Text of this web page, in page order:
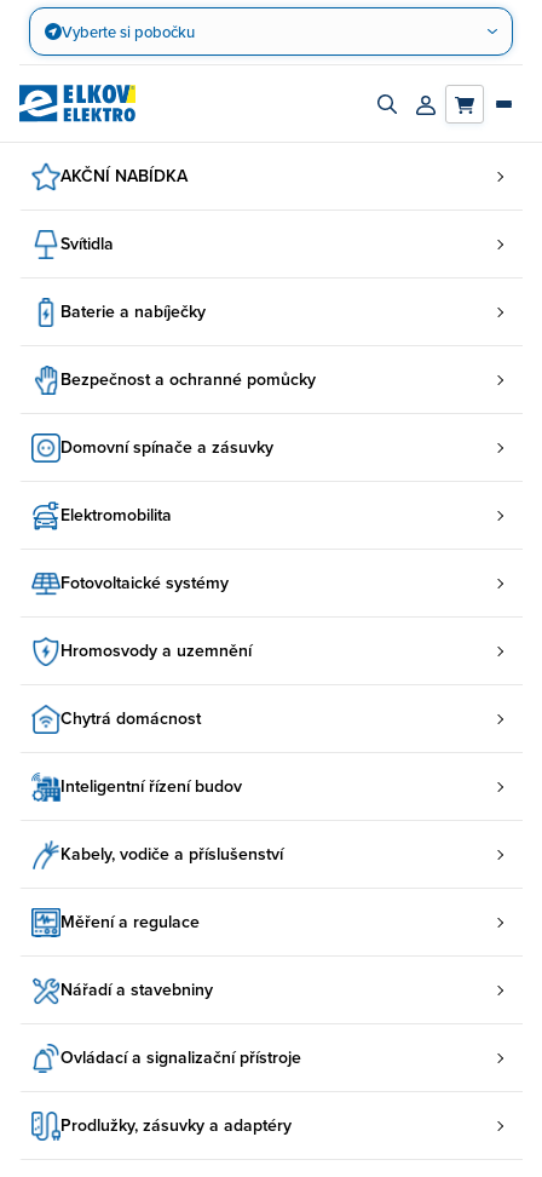
Přejít
obsah
Vyberte si pobočku
Zapnout/vypnout
Přihlásit/
AKČNÍ NABÍDKA
Svítidla
Baterie a nabíječky
Bezpečnost a ochranné pomůcky
Domovní spínače a zásuvky
Elektromobilita
Fotovoltaické systémy
Hromosvody a uzemnění
Chytrá domácnost
Inteligentní řízení budov
Kabely, vodiče a příslušenství
Měření a regulace
Nářadí a stavebniny
Ovládací a signalizační přístroje
Prodlužky, zásuvky a adaptéry